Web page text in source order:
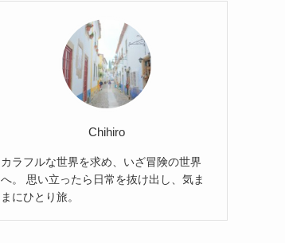
Chihiro
カラフルな世界を求め、いざ冒険の世界
へ。 思い立ったら日常を抜け出し、気ま
まにひとり旅。